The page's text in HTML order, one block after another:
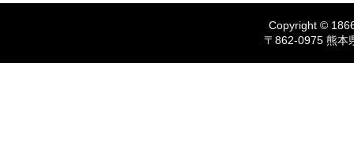
Copyright ©
〒862-0975 熊本